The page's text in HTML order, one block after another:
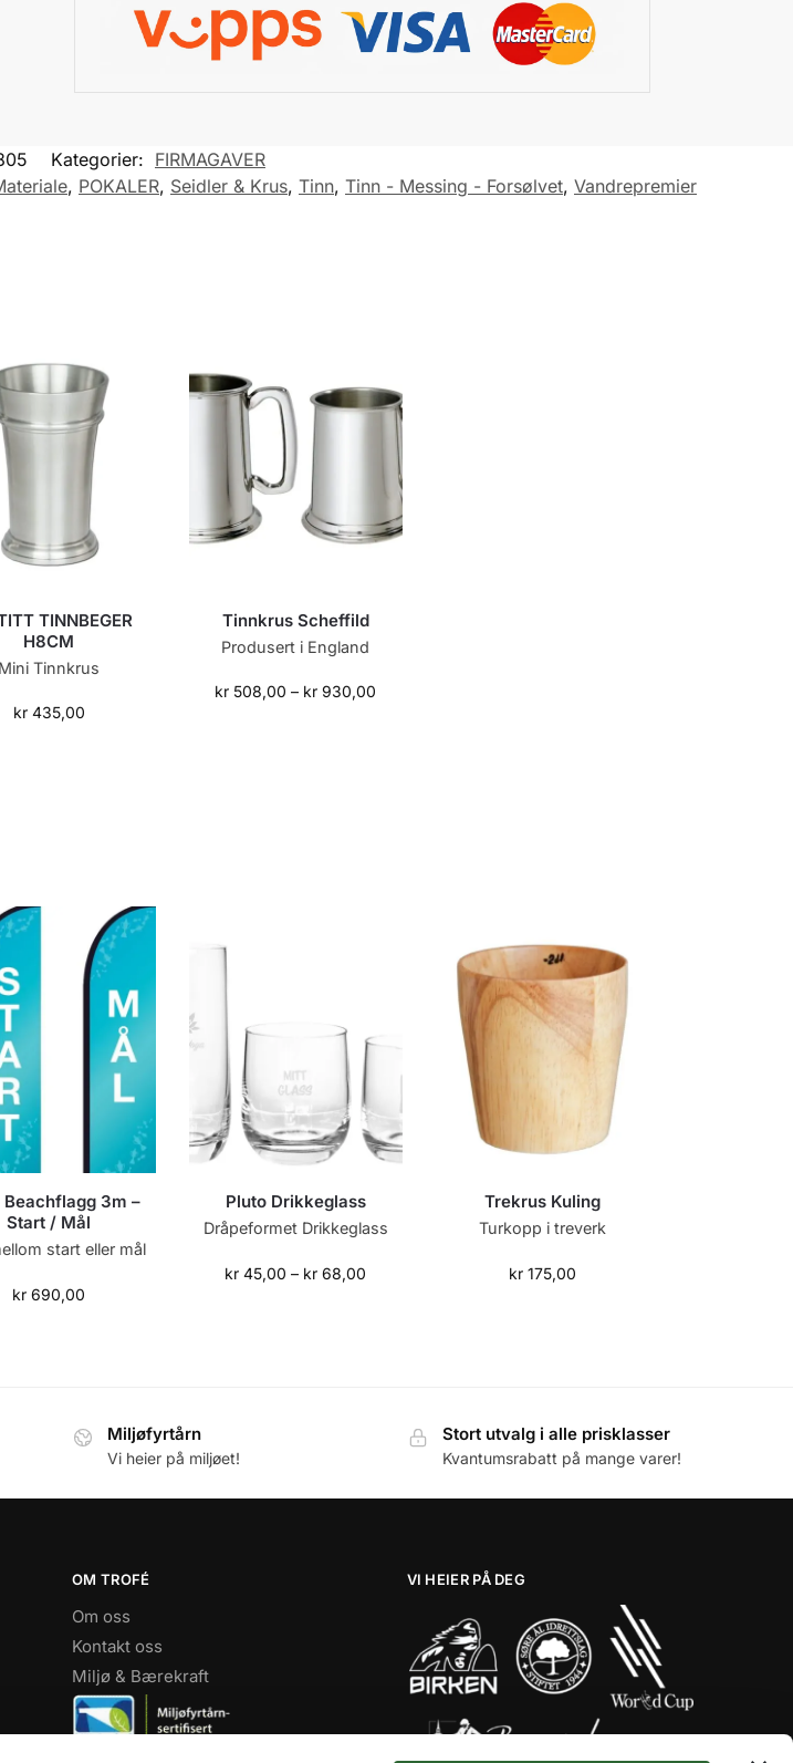
Kategorier: FIRMAGAVER
, POKALER, Seidler & Krus, Tinn, Tinn - Messing - Forsølvet, Vandrepremier
TINNBEGER
H8CM
Mini Tinnkrus
kr435,00
Tinnkrus Scheffild
Produsert i England
kr 508,00 – kr 930,00
Beachflagg 3m –
Start / Mål
start eller mål
kr 690,00
Pluto Drikkeglass
Dråpeformet Drikkeglass
kr 45,00 – kr 68,00
Trekrus Kuling
Turkopp i treverk
kr175,00
Miljøfyrtårn
Vi heier på miljøet!
Stort utvalg i alle prisklasser
Kvantumsrabatt på mange varer!
OM TROFÉ
Om oss
Kontakt oss
Miljø & Bærekraft
VI HEIER PÅ DEG